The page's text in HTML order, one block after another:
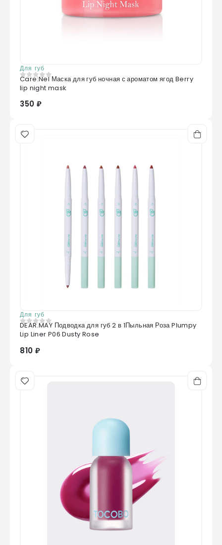
Для губ
0из 5
Care:Nel Маска для губ ночная с ароматом ягод Berry
lip night mask
350 ₽
Для губ
0 из 5
DEAR.MAY Подводка для губ 2 в 1Пыльная Роза Plumpy
Lip Liner P06 Dusty Rose
810 ₽